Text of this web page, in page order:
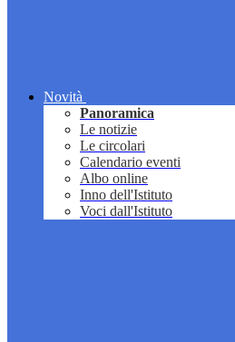
Novità
Panoramica
Le notizie
Le circolari
Calendario eventi
Albo online
Inno dell'Istituto
Voci dall'Istituto